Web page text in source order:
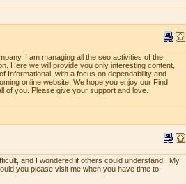
I am managing all the seo activities of the
Here we will provide you only interesting content,
Informational, with a focus on dependability and
online website. We hope you enjoy our Find
of you. Please give your support and love.
and I wondered if others could understand.. My
you please visit me when you have time to